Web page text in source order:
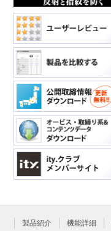
製品紹介 機能詳細